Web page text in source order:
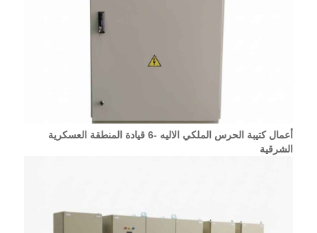
أعمال كتيبة الحرس الملكي الاليه -6 قيادة المنطقة العسكرية
الشرقية